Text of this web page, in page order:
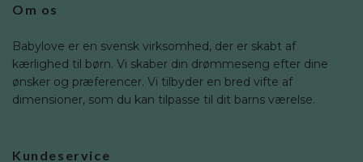
Om os
Babylove er en svensk virksomhed, der er skabt af
kærlighed til børn. Vi skaber din drømmeseng efter dine
ønsker og præferencer. Vi tilbyder en bred vifte af
dimensioner, som du kan tilpasse til dit barns værelse.
Kundeservice